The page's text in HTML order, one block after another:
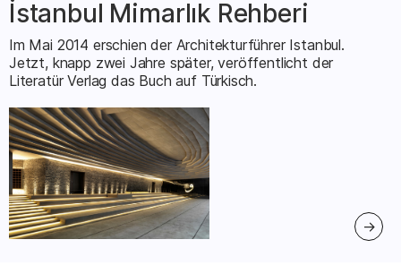
–İstanbul Mimarlık Rehberi
Im Mai 2014 erschien der Architekturführer Istanbul.
Jetzt, knapp zwei Jahre später, veröffentlicht der
Literatür Verlag das Buch auf Türkisch.